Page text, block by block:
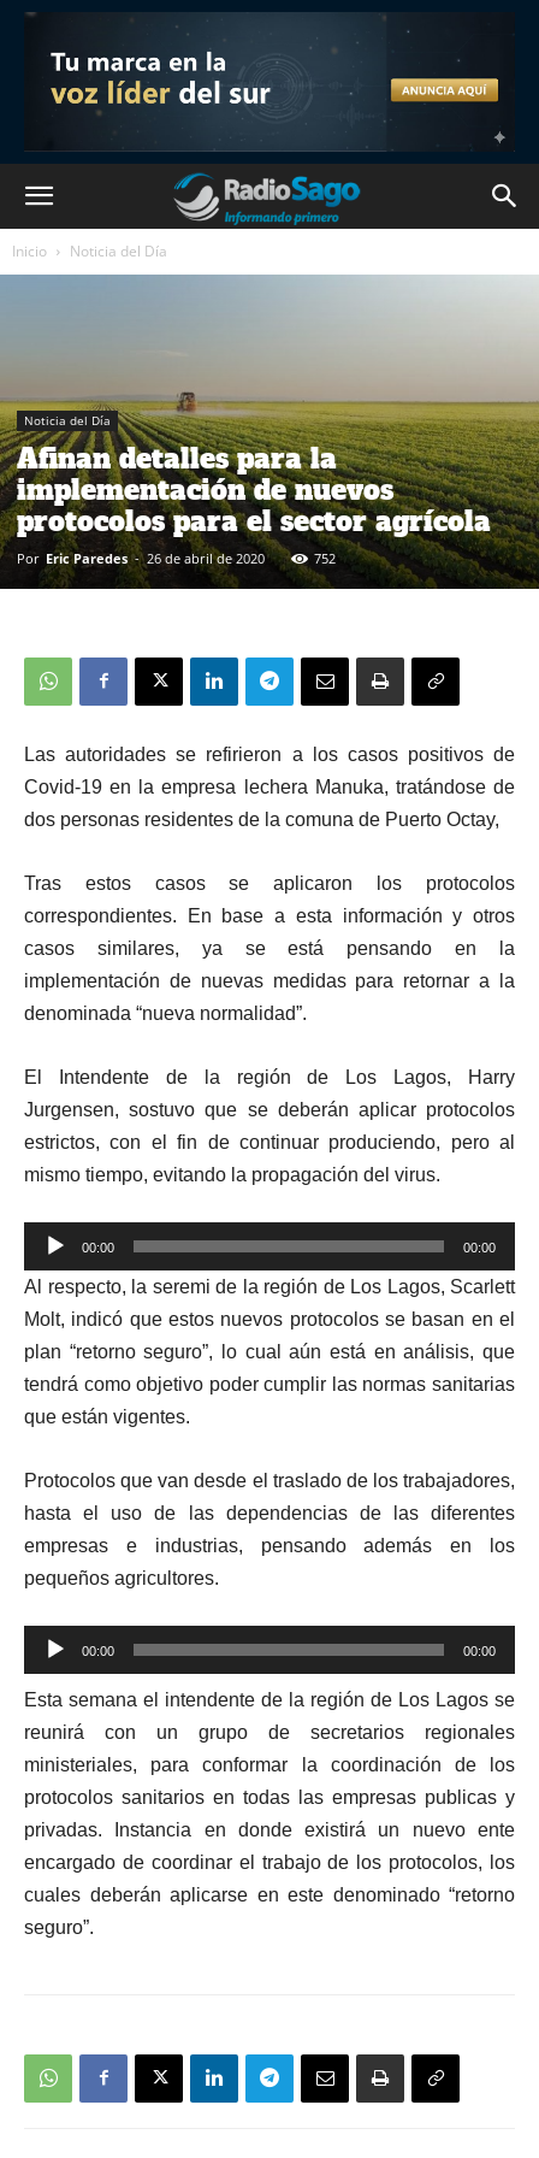
Inicio Noticia del Día
Noticia del Día
Afinan detalles para la
implementación de nuevos
protocolos para el sector agrícola
Por Eric Paredes - 26 de abril de 2020 752
Las autoridades se refirieron a los casos positivos de
Covid-19 en la empresa lechera Manuka, tratándose de
dos personas residentes de la comuna de Puerto Octay,
Tras estos casos se aplicaron los protocolos
correspondientes. En base a esta información y otros
casos similares, ya se está pensando en la
implementación de nuevas medidas para retornar a la
denominada “nueva normalidad”.
El Intendente de la región de Los Lagos, Harry
Jurgensen, sostuvo que se deberán aplicar protocolos
estrictos, con el fin de continuar produciendo, pero al
mismo tiempo, evitando la propagación del virus.
Reproductor
de
audio
00:00 00:00
Al respecto, la seremi de la región de Los Lagos, Scarlett
Molt, indicó que estos nuevos protocolos se basan en el
plan “retorno seguro”, lo cual aún está en análisis, que
tendrá como objetivo poder cumplir las normas sanitarias
que están vigentes.
Protocolos que van desde el traslado de los trabajadores,
hasta el uso de las dependencias de las diferentes
empresas e industrias, pensando además en los
pequeños agricultores.
Reproductor
de
audio
00:00 00:00
Esta semana el intendente de la región de Los Lagos se
reunirá con un grupo de secretarios regionales
ministeriales, para conformar la coordinación de los
protocolos sanitarios en todas las empresas publicas y
privadas. Instancia en donde existirá un nuevo ente
encargado de coordinar el trabajo de los protocolos, los
cuales deberán aplicarse en este denominado “retorno
seguro”.